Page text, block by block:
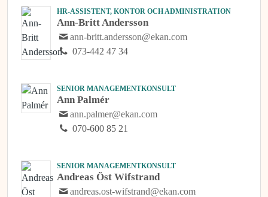
HR-ASSISTENT, KONTOR OCH ADMINISTRATION
Ann-Britt Andersson
ann-britt.andersson@ekan.com
073-442 47 34
SENIOR MANAGEMENTKONSULT
Ann Palmér
ann.palmer@ekan.com
070-600 85 21
SENIOR MANAGEMENTKONSULT
Andreas Öst Wifstrand
andreas.ost-wifstrand@ekan.com